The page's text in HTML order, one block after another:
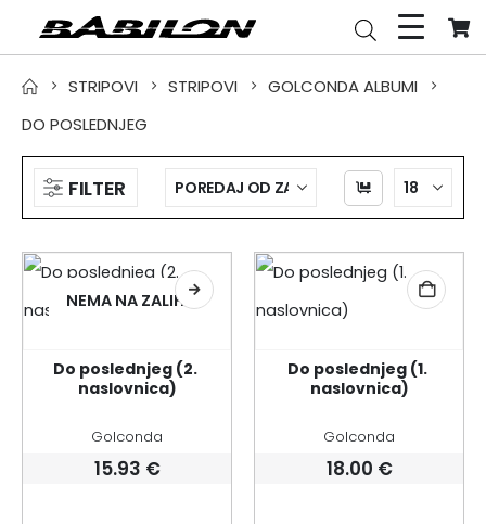
STRIPOVI STRIPOVI
GOLCONDA ALBUMI
DO POSLEDNJEG
FILTER
NEMA NA ZALIHI
Do poslednjeg (2.
naslovnica)
Golconda
15.93 €
Do poslednjeg (1.
naslovnica)
Golconda
18.00 €